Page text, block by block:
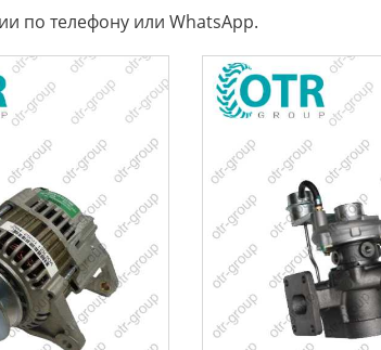
по телефону или WhatsApp.